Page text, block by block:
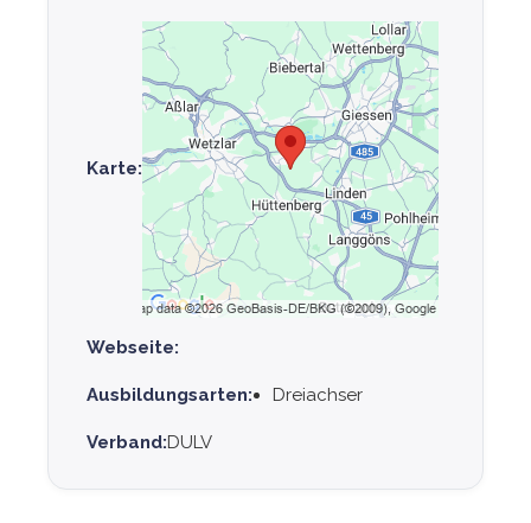
Karte:
Webseite:
Ausbildungsarten: Dreiachser
Verband:DULV